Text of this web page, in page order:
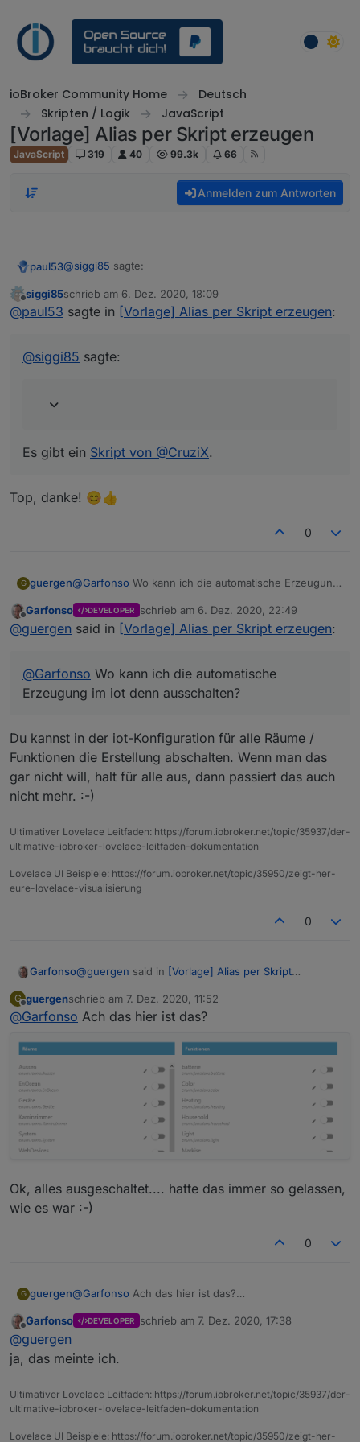
ioBroker Community Home
Deutsch
Skripten / Logik
JavaScript
[Vorlage] Alias per Skript erzeugen
JavaScript 319 40 99.3k 66
Anmelden zum Antworten
paul53@siggi85 sagte:
Kann ich mit dem Skript aus dem ersten Beitrag
Offline
siggi85schrieb am 6. Dez. 2020, 18:09
zuletzt editiert von
@paul53 sagte in [Vorlage] Alias per Skript erzeugen:
@siggi85 sagte:
Es gibt ein Skript von @CruziX.
Top, danke! 😊👍
0
G guergen@Garfonso Wo kann ich die automatische Erzeugung
Garfonso DEVELOPER schrieb am 6. Dez. 2020, 22:49
zuletzt editiert von
@guergen said in [Vorlage] Alias per Skript erzeugen:
@Garfonso Wo kann ich die automatische
Erzeugung im iot denn ausschalten?
Du kannst in der iot-Konfiguration für alle Räume /
Funktionen die Erstellung abschalten. Wenn man das
gar nicht will, halt für alle aus, dann passiert das auch
nicht mehr. :-)
Ultimativer Lovelace Leitfaden: https://forum.iobroker.net/topic/35937/der-
ultimative-iobroker-lovelace-leitfaden-dokumentation
Lovelace UI Beispiele: https://forum.iobroker.net/topic/35950/zeigt-her-
eure-lovelace-visualisierung
0
Garfonso@guergen said in [Vorlage] Alias per Skript
@GarfonsoWo kann ich die automatische
Du kannst in der iot-Konfiguration für alle Räume /
Funktionen die Erstellung abschalten. Wenn man das
gar nicht will, halt für alle aus, dann passiert das
auch nicht mehr. :-)
G
Offline
guergenschrieb am 7. Dez. 2020, 11:52
zuletzt editiert von
@Garfonso Ach das hier ist das?
Ok, alles ausgeschaltet.... hatte das immer so gelassen,
wie es war :-)
0
G guergen@Garfonso Ach das hier ist das?
Ok, alles ausgeschaltet.... hatte das immer so
Garfonso DEVELOPER schrieb am 7. Dez. 2020, 17:38
zuletzt editiert von
@guergen
ja, das meinte ich.
Ultimativer Lovelace Leitfaden: https://forum.iobroker.net/topic/35937/der-
ultimative-iobroker-lovelace-leitfaden-dokumentation
Lovelace UI Beispiele: https://forum.iobroker.net/topic/35950/zeigt-her-